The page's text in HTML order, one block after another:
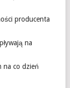
producenta
na
na co dzień